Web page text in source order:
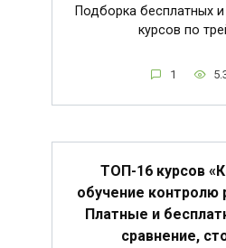
Подборка бесплатных
курсов по
1
ТОП-16 курсов
обучение контролю
Платные и
сравнение,